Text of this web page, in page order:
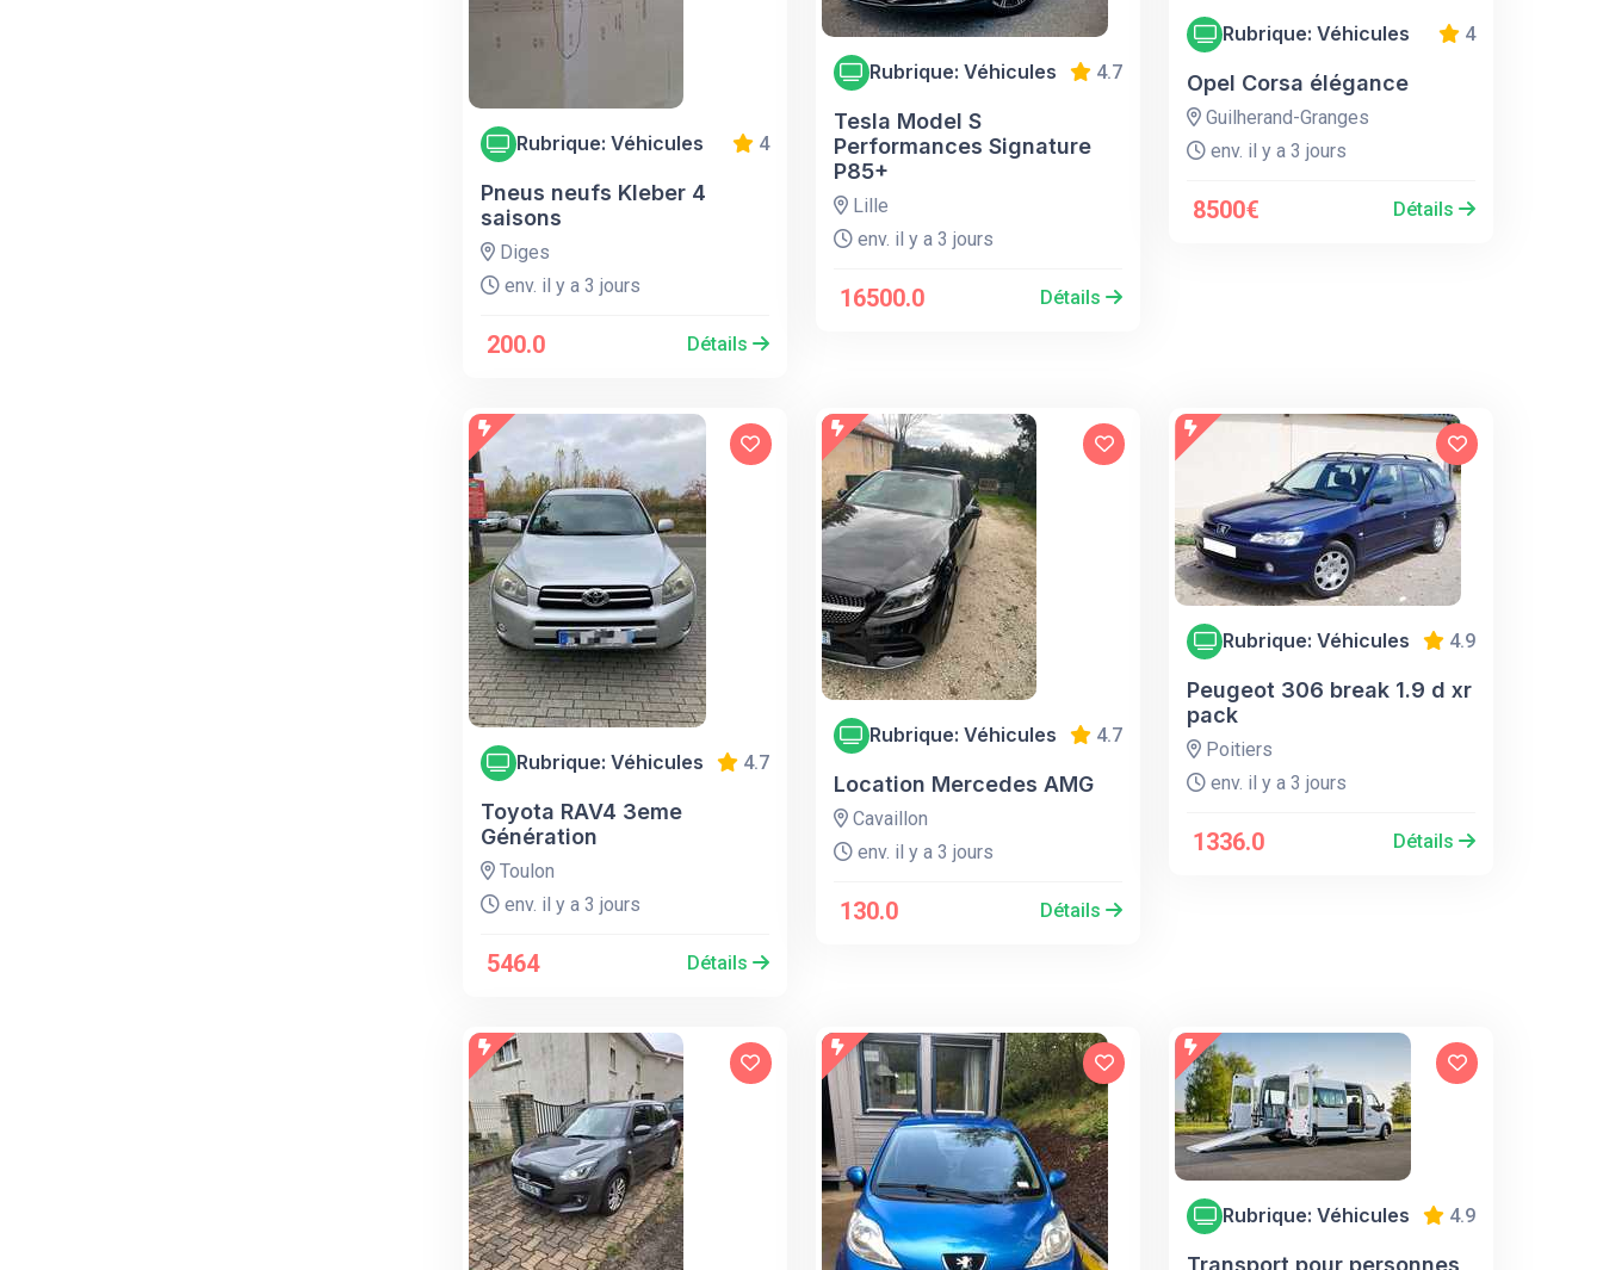
Rubrique: Véhicules 4
Pneus neufs Kleber 4
saisons
Diges
env. il y a 3 jours
200.0 Détails
Rubrique: Véhicules 4.7
Tesla Model S
Performances Signature
P85+
Lille
env. il y a 3 jours
16500.0 Détails
Rubrique: Véhicules 4
Opel Corsa élégance
Guilherand-Granges
env. il y a 3 jours
8500€ Détails
Rubrique: Véhicules 4.7
Toyota RAV4 3eme
Génération
Toulon
env. il y a 3 jours
5464 Détails
Rubrique: Véhicules 4.7
Location Mercedes AMG
Cavaillon
env. il y a 3 jours
130.0 Détails
Rubrique: Véhicules 4.9
Peugeot 306 break 1.9 d xr
pack
Poitiers
env. il y a 3 jours
1336.0 Détails
Rubrique: Véhicules 4.9
Transport pour personnes